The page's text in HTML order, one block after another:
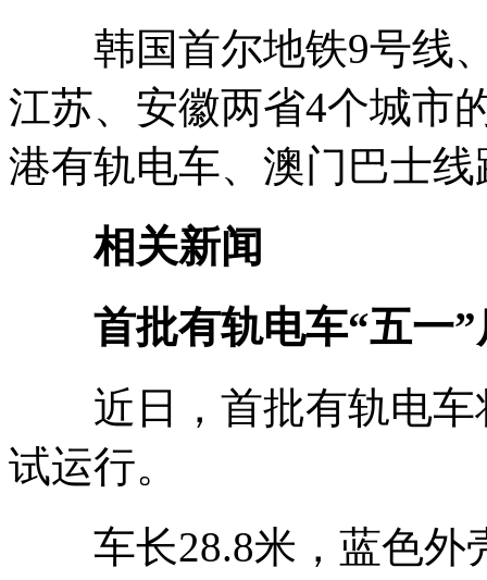
韩国首尔地铁9号线、
江苏、安徽两省4个城市
港有轨电车、澳门巴士
相关新闻
首批有轨电车“五一”
近日，首批有轨电车
试运行。
车长28.8米，蓝色外